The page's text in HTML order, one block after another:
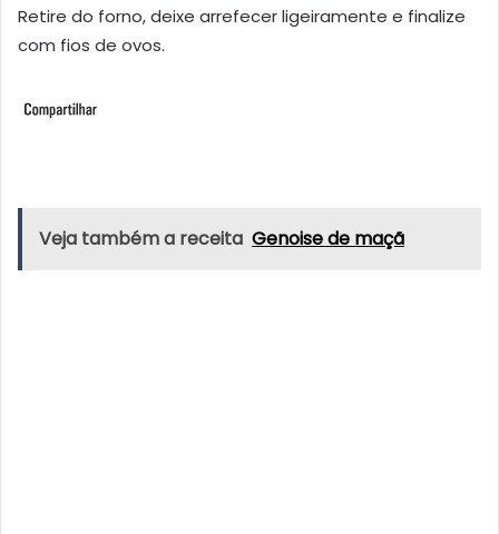
Retire do forno, deixe arrefecer ligeiramente e finalize
com fios de ovos.
Veja também a receita Genoise de maçã